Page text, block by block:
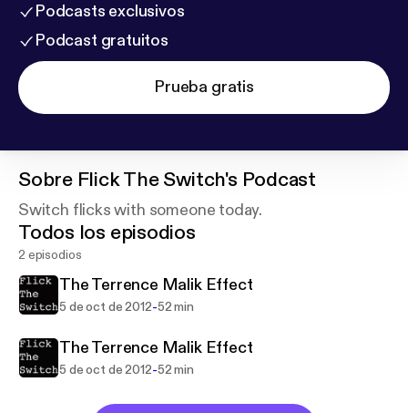
Podcasts exclusivos
Podcast gratuitos
Prueba gratis
Sobre Flick The Switch's Podcast
Switch flicks with someone today.
Todos los episodios
2 episodios
The Terrence Malik Effect
5 de oct de 2012-52 min
The Terrence Malik Effect
5 de oct de 2012-52 min